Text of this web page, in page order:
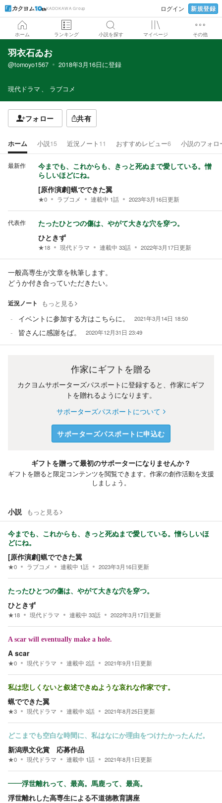
KADOKAWA Group ログイン 新規登録
ホーム ランキング 小説を探す マイページ その他
羽衣石ゐお
@tomoyo1567 2018年3月16日に登録
現代ドラマ ラブコメ
フォロー 共有
ホーム 小説15 近況ノート 11 おすすめレビュー6 小説のフォロ
最新作
今までも、これからも、きっと死ぬまで愛している。憎
らしいほどにね。
[原作演劇]蝋でできた翼
★0 ラブコメ 連載中 1話 2023年3月16日更新
代表作 たったひとつの傷は、やがて大きな穴を穿つ。
ひときず
★18 現代ドラマ 連載中 33話 2022年3月17日更新
一般高専生が文章を執筆します。
どうか付き合っていただきたい。
近況ノート もっと見る
イベントに参加する方はこちらに。 2021年3月14日 18:50
皆さんに感謝をば。 2020年12月31日 23:49
作家にギフトを贈る
カクヨムサポーターズパスポートに登録すると、作家にギフ
トを贈れるようになります。
サポーターズパスポートについて
サポーターズパスポートに申込む
ギフトを贈って最初のサポーターになりませんか？
ギフトを贈ると限定コンテンツを閲覧できます。作家の創作活動を支援
しましょう。
小説 もっと見る
今までも、これからも、きっと死ぬまで愛している。憎らしいほ
どにね。
[原作演劇]蝋でできた翼
★0 ラブコメ 連載中 1話 2023年3月16日更新
たったひとつの傷は、やがて大きな穴を穿つ。
ひときず
★18 現代ドラマ 連載中 33話 2022年3月17日更新
A scar will eventually make a hole.
A scar
★0 現代ドラマ 連載中 2話 2021年9月1日更新
私は悲しくないと叙述できぬような哀れな作家です。
蝋でできた翼
★3 現代ドラマ 連載中 3話 2021年8月25日更新
どこまでも空白な時間に、私はなにか理由をつけたかったんだ。
新潟県文化賞 応募作品
★0 現代ドラマ 連載中 1話 2021年8月1日更新
――浮世離れって、最高。馬鹿って、最高。
浮世離れした高専生による不道徳教育講座